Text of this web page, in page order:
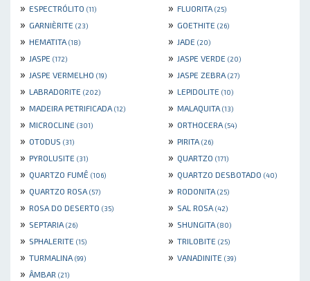
» ESPECTRÓLITO (11) » FLUORITA (25)
» GARNIÈRITE (23) » GOETHITE (26)
» HEMATITA (18) » JADE (20)
» JASPE (172) » JASPE VERDE (20)
» JASPE VERMELHO (19) » JASPE ZEBRA (27)
» LABRADORITE (202) » LEPIDOLITE (10)
» MADEIRA PETRIFICADA (12) » MALAQUITA (13)
» MICROCLINE (301) » ORTHOCERA (54)
» OTODUS (31) » PIRITA (26)
» PYROLUSITE (31) » QUARTZO (171)
» QUARTZO FUMÊ (106) » QUARTZO DESBOTADO (40)
» QUARTZO ROSA (57) » RODONITA (25)
» ROSA DO DESERTO (35) » SAL ROSA (42)
» SEPTARIA (26) » SHUNGITA (80)
» SPHALERITE (15) » TRILOBITE (25)
» TURMALINA (99) » VANADINITE (39)
» ÂMBAR (21)